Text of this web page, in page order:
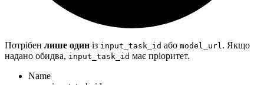
Потрібен лише один із input_task_id або model_url. Якщо
надано обидва, input_task_id має пріоритет.
Name